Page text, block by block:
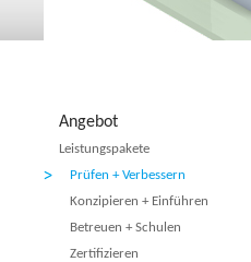
Angebot
Leistungspakete
Prüfen + Verbessern
Konzipieren + Einführen
Betreuen + Schulen
Zertifizieren